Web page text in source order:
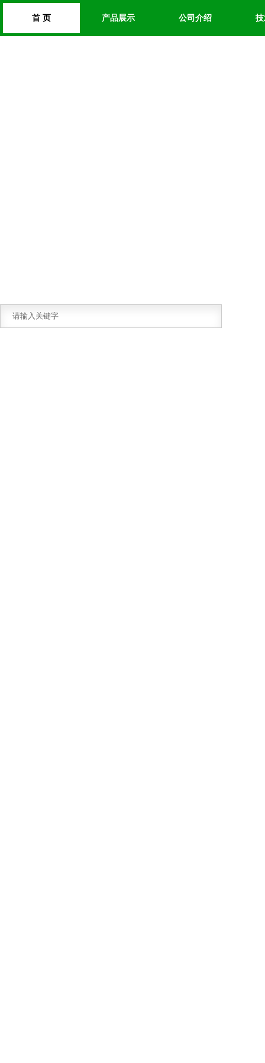
首 页 产品展示 公司介绍